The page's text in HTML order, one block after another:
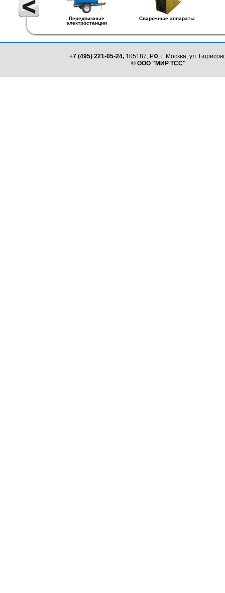
Передвижные
электростанции
Сварочные аппараты
+7 (495) 221-05-24, 105187, РФ, г. Москва, ул.
© ООО "МИР ТСС"